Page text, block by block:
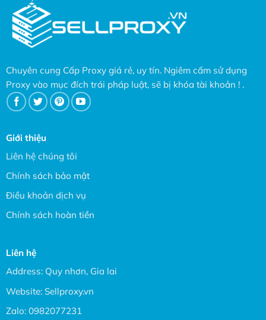
Chuyên cung Cấp Proxy giá rẻ, uy tín. Ngiêm cấm sử dụng
Proxy vào mục đích trái pháp luật, sẽ bị khóa tài khoản ! .
Giới thiệu
Liên hệ chúng tôi
Chính sách bảo mật
Điều khoản dịch vụ
Chính sách hoàn tiền
Liên hệ
Address: Quy nhơn, Gia lai
Website: Sellproxy.vn
Zalo: 0982077231